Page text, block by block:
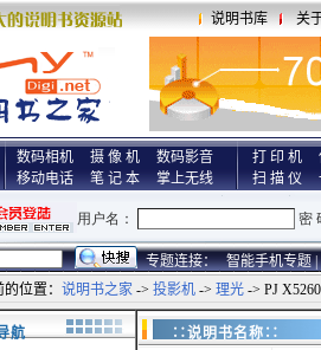
说明书库 关
数码相机 摄 像 机
数码影音
移动电话
笔 记 本 掌上无线
打 印 机
扫 描 仪
专题连接： 智能手机专题 |
位置： 说明书之家 -> 投影机 -> 理光 -> PJ
航
∷说明书名